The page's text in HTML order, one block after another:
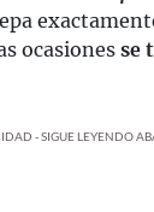
ocasiones se
- SIGUE LEYENDO